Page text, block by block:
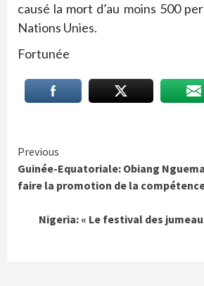
causé la mort d’au moins 500
Nations Unies.
Fortunée
Continue
Reading
Previous
Guinée-Equatoriale: Obiang
faire la promotion de la
Nigeria: « Le festival des